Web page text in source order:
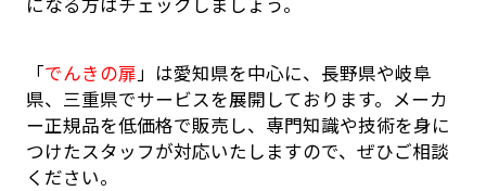
「でんきの扉 」は愛知県を中心に、長野県や岐阜
県、三重県でサービスを展開しております。メーカ
ー正規品を低価格で販売し、専門知識や技術を身に
つけたスタッフが対応いたしますので、ぜひご相談
ください。